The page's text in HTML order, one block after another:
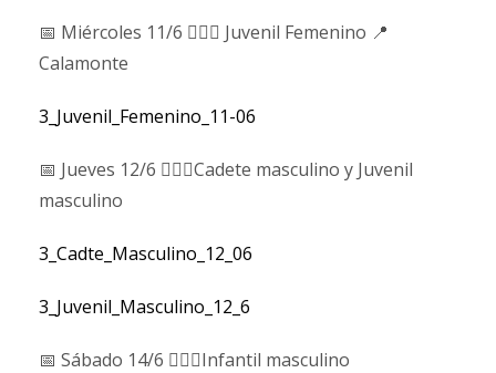
📅 Miércoles 11/6 🤾🏻‍♂️ Juvenil Femenino 📍
Calamonte
3_Juvenil_Femenino_11-06
📅 Jueves 12/6 🤾🏻‍♂️Cadete masculino y Juvenil
masculino
3_Cadte_Masculino_12_06
3_Juvenil_Masculino_12_6
📅 Sábado 14/6 🤾🏻‍♂️Infantil masculino